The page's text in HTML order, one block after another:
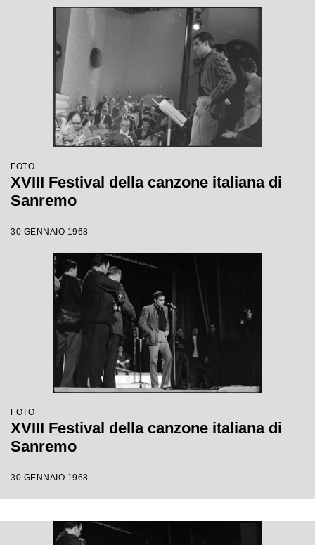
FOTO
XVIII Festival della canzone italiana di
Sanremo
30 GENNAIO 1968
FOTO
XVIII Festival della canzone italiana di
Sanremo
30 GENNAIO 1968